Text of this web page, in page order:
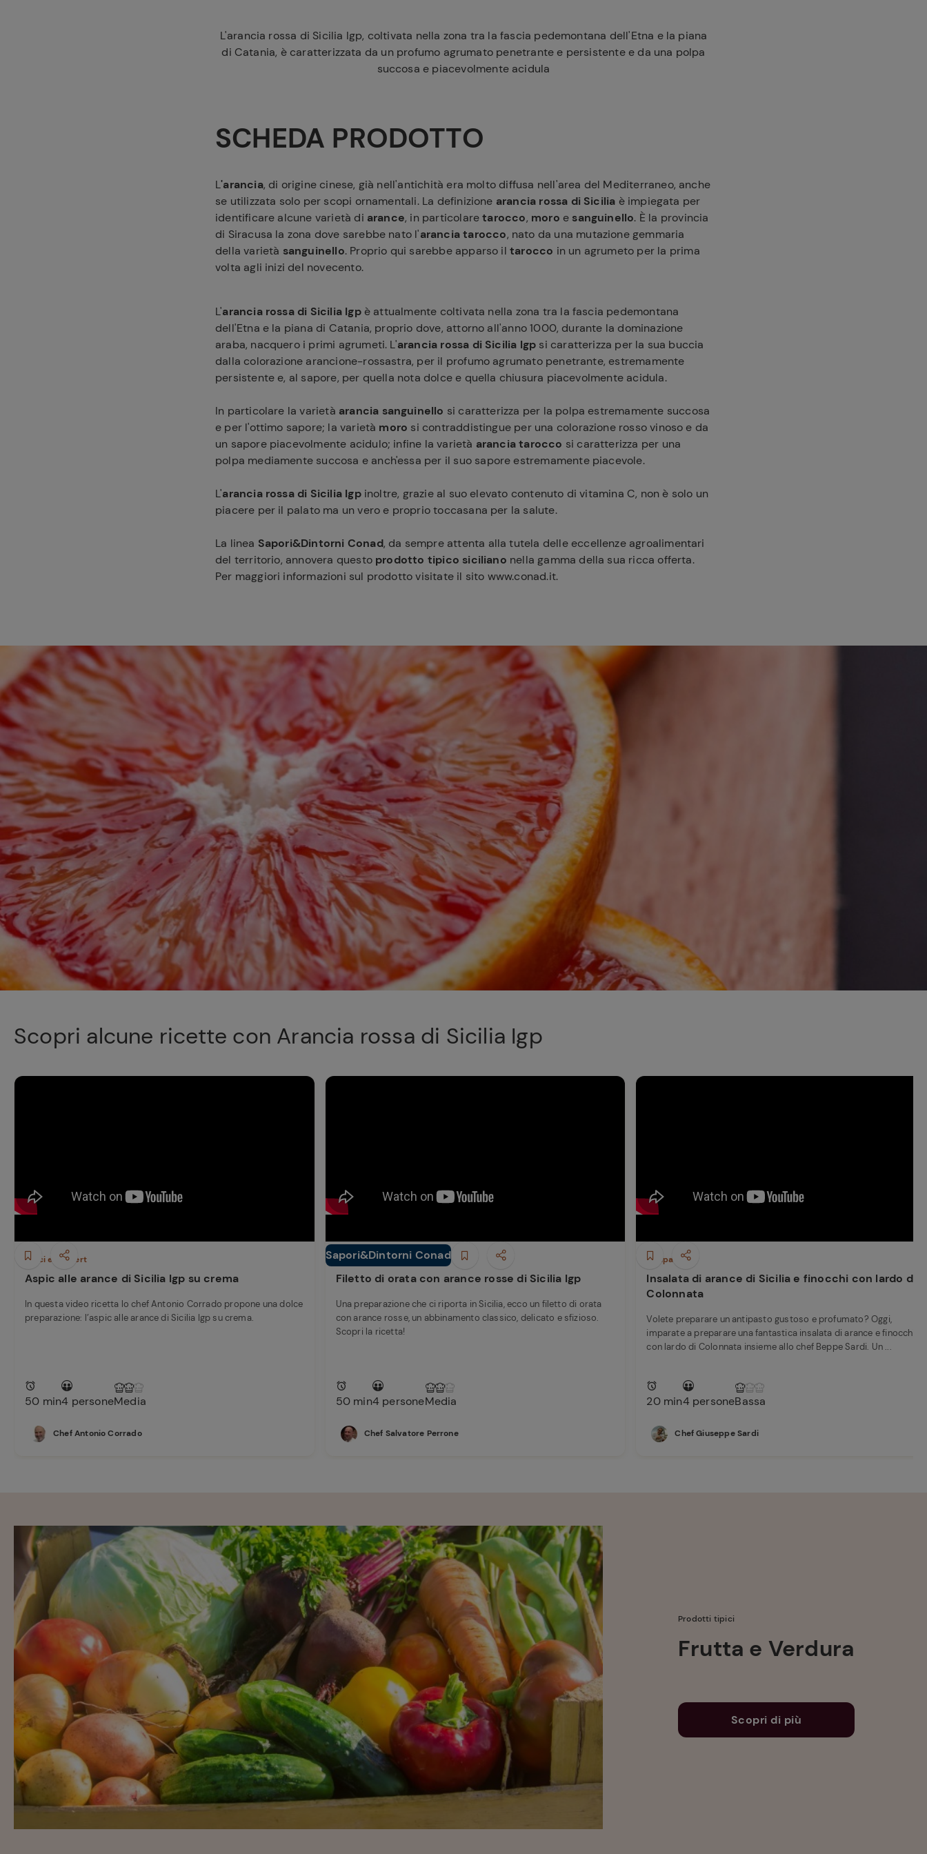
L'arancia rossa di Sicilia Igp, coltivata nella zona tra la fascia pedemontana dell'Etna e la piana
di Catania, è caratterizzata da un profumo agrumato penetrante e persistente e da una polpa
succosa e piacevolmente acidula
SCHEDA PRODOTTO
L'arancia, di origine cinese, già nell'antichità era molto diffusa nell'area del Mediterraneo, anche
se utilizzata solo per scopi ornamentali. La definizione arancia rossa di Sicilia è impiegata per
identificare alcune varietà di arance, in particolaretarocco, moro e sanguinello. È la provincia
di Siracusa la zona dove sarebbe nato l'arancia tarocco, nato da una mutazione gemmaria
della varietà sanguinello. Proprio qui sarebbe apparso iltarocco in un agrumeto per la prima
volta agli inizi del novecento.
L'arancia rossa di Sicilia Igp è attualmente coltivata nella zona tra la fascia pedemontana
dell'Etna e la piana di Catania, proprio dove, attorno all'anno 1000, durante la dominazione
araba, nacquero i primi agrumeti. L'arancia rossa di Sicilia Igp si caratterizza per la sua buccia
dalla colorazione arancione-rossastra, per il profumo agrumato penetrante, estremamente
persistente e, al sapore, per quella nota dolce e quella chiusura piacevolmente acidula.
In particolare la varietà arancia sanguinello si caratterizza per la polpa estremamente succosa
e per l'ottimo sapore; la varietà moro si contraddistingue per una colorazione rosso vinoso e da
un sapore piacevolmente acidulo; infine la varietà arancia tarocco si caratterizza per una
polpa mediamente succosa e anch'essa per il suo sapore estremamente piacevole.
L'arancia rossa di Sicilia Igp inoltre, grazie al suo elevato contenuto di vitamina C, non è solo un
piacere per il palato ma un vero e proprio toccasana per la salute.
La linea Sapori&Dintorni Conad, da sempre attenta alla tutela delle eccellenze agroalimentari
del territorio, annovera questo prodotto tipico siciliano nella gamma della sua ricca offerta.
Per maggiori informazioni sul prodotto visitate il sito www.conad.it.
Scopri alcune ricette con Arancia rossa di Sicilia Igp
Dolci e Dessert
Aspic alle arance di Sicilia Igp su crema
In questa video ricetta lo chef Antonio Corrado propone una dolce
preparazione: l’aspic alle arance di Sicilia Igp su crema.
50 min4 personeMedia
Chef Antonio Corrado
Sapori&Dintorni Conad
Secondi piatti
Filetto di orata con arance rosse di Sicilia Igp
Una preparazione che ci riporta in Sicilia, ecco un filetto di orata
con arance rosse, un abbinamento classico, delicato e sfizioso.
Scopri la ricetta!
50 min4 personeMedia
Chef Salvatore Perrone
Antipasti
Insalata di arance di Sicilia e finocchi con lardo di
Colonnata
Volete preparare un antipasto gustoso e profumato? Oggi,
imparate a preparare una fantastica insalata di arance e finocchi
con lardo di Colonnata insieme allo chef Beppe Sardi. Un ...
20 min4 personeBassa
Chef Giuseppe Sardi
Prodotti tipici
Frutta e Verdura
Scopri di più
Ricette preferite